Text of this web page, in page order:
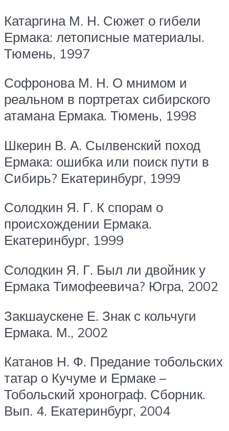
Катаргина М. Н. Сюжет о гибели
Ермака: летописные материалы.
Тюмень, 1997
Софронова М. Н. О мнимом и
реальном в портретах сибирского
атамана Ермака. Тюмень, 1998
Шкерин В. А. Сылвенский поход
Ермака: ошибка или поиск пути в
Сибирь? Екатеринбург, 1999
Солодкин Я. Г. К спорам о
происхождении Ермака.
Екатеринбург, 1999
Солодкин Я. Г. Был ли двойник у
Ермака Тимофеевича? Югра, 2002
Закшаускене Е. Знак с кольчуги
Ермака. М., 2002
Катанов Н. Ф. Предание тобольских
татар о Кучуме и Ермаке –
Тобольский хронограф. Сборник.
Вып. 4. Екатеринбург, 2004